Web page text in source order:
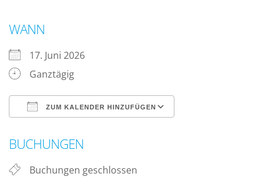
WANN
17. Juni 2026
Ganztägig
ZUM KALENDER HINZUFÜGEN
BUCHUNGEN
Buchungen geschlossen